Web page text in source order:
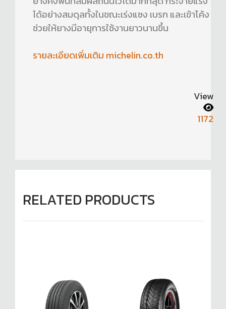
ได้อย่างสมดุลทั้งในขณะเร่งแซง เบรก และเข้าโค้ง
ช่วยให้ยางมีอายุการใช้งานยาวนานขึ้น
รายละเอียดเพิ่มเติม michelin.co.th
View
1172
RELATED PRODUCTS